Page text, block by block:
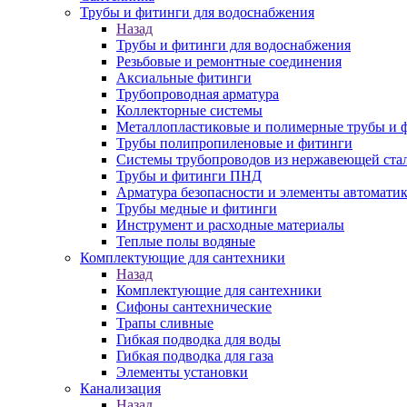
Трубы и фитинги для водоснабжения
Назад
Трубы и фитинги для водоснабжения
Резьбовые и ремонтные соединения
Аксиальные фитинги
Трубопроводная арматура
Коллекторные системы
Металлопластиковые и полимерные трубы и
Трубы полипропиленовые и фитинги
Системы трубопроводов из нержавеющей
Трубы и фитинги ПНД
Арматура безопасности и элементы
Трубы медные и фитинги
Инструмент и расходные материалы
Теплые полы водяные
Комплектующие для сантехники
Назад
Комплектующие для сантехники
Сифоны сантехнические
Трапы сливные
Гибкая подводка для воды
Гибкая подводка для газа
Элементы установки
Канализация